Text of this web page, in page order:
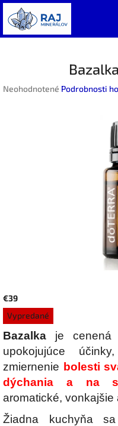
Prejsť
na
obsah
Priemerné
Neohodnotené Podrobnosti
€39
Jednotková
cena:
Vypredané
Bazalka je cenená
upokojujúce
zmiernenie bolesti
dýchania a na
aromatické, vonkajšie
Žiadna kuchyňa